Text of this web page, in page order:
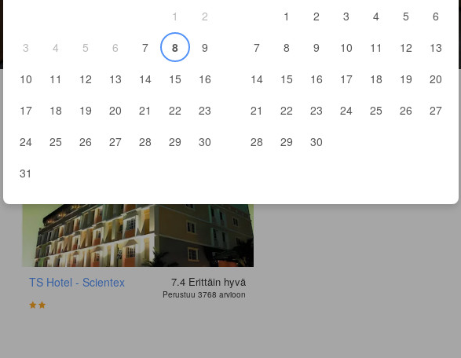
1
2
3
4 5 6 7 8
9
10
11 12 13 14 15
16
17
18 19 20 21 22
23
24
25 26 27 28 29
30
31
1
2 3 4 5
6
7
8 9 10 11 12
13
14
15 16 17 18 19
20
21
22 23 24 25 26
27
28
29 30
TS Hotel - Scientex 7.4 Erittäin hyvä
Perustuu 3768 arvioon